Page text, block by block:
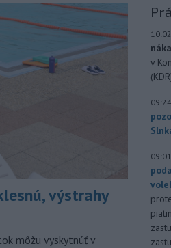
výstrahy
môžu vyskytnúť v
10:02
v
09:24
09:01